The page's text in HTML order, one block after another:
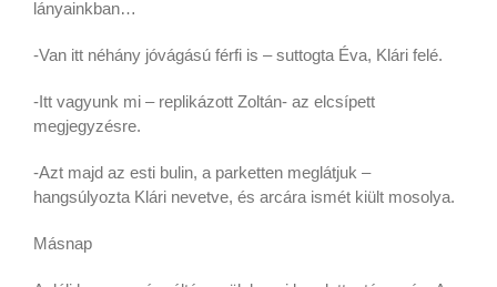
lányainkban…
-Van itt néhány jóvágású férfi is – suttogta Éva, Klári felé.
-Itt vagyunk mi – replikázott Zoltán- az elcsípett
megjegyzésre.
-Azt majd az esti bulin, a parketten meglátjuk –
hangsúlyozta Klári nevetve, és arcára ismét kiült mosolya.
Másnap